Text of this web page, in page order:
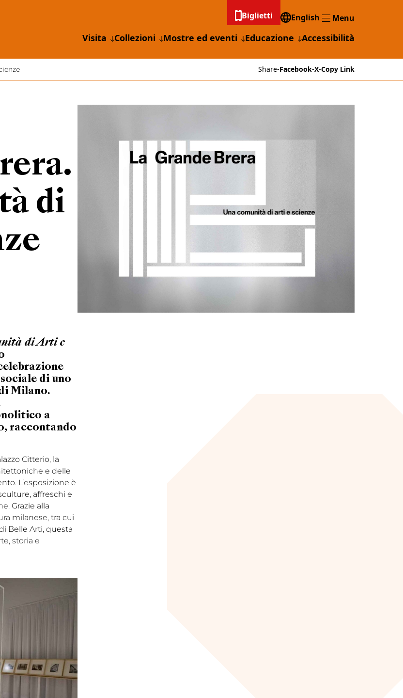
Biglietti
English
MenuMenu
Visita Collezioni Mostre ed eventi Educazione Accessibilità
Share-Facebook-X-Copy Link
di
di Arti e
di uno
Milano.
a
raccontando
Citterio, la
e delle
L’esposizione è
affreschi e
Grazie alla
milanese, tra cui
Belle Arti, questa
storia e